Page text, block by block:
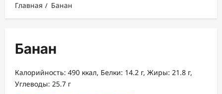
Главная Банан
Банан
Калорийность: 490 ккал, Белки: 14.2 г, Жиры: 21.8 г,
Углеводы: 25.7 г